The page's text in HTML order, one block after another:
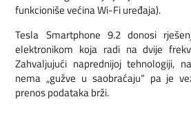
funkcioniše većina Wi-Fi uređaja).
Tesla Smartphone 9.2 donosi
elektronikom koja radi na dvije
Zahvaljujući naprednijoj tehnologiji,
nema „gužve u saobraćaju“ pa je
prenos podataka brži.